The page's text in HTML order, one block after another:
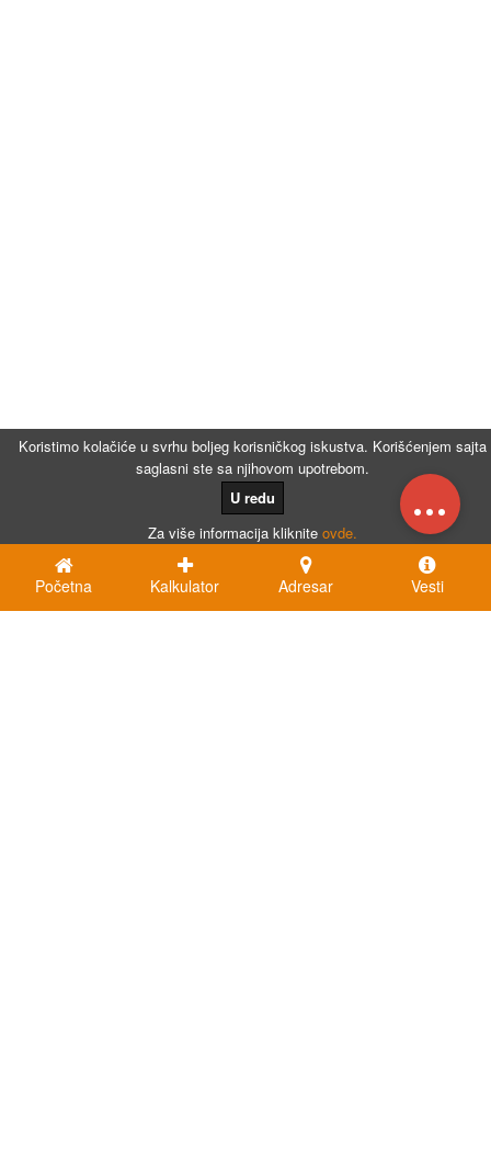
Koristimo kolačiće u svrhu boljeg korisničkog iskustva. Korišćenjem sajta
saglasni ste sa njihovom upotrebom.
U redu
Za više informacija kliknite ovde.
...
Početna Kalkulator Adresar Vesti